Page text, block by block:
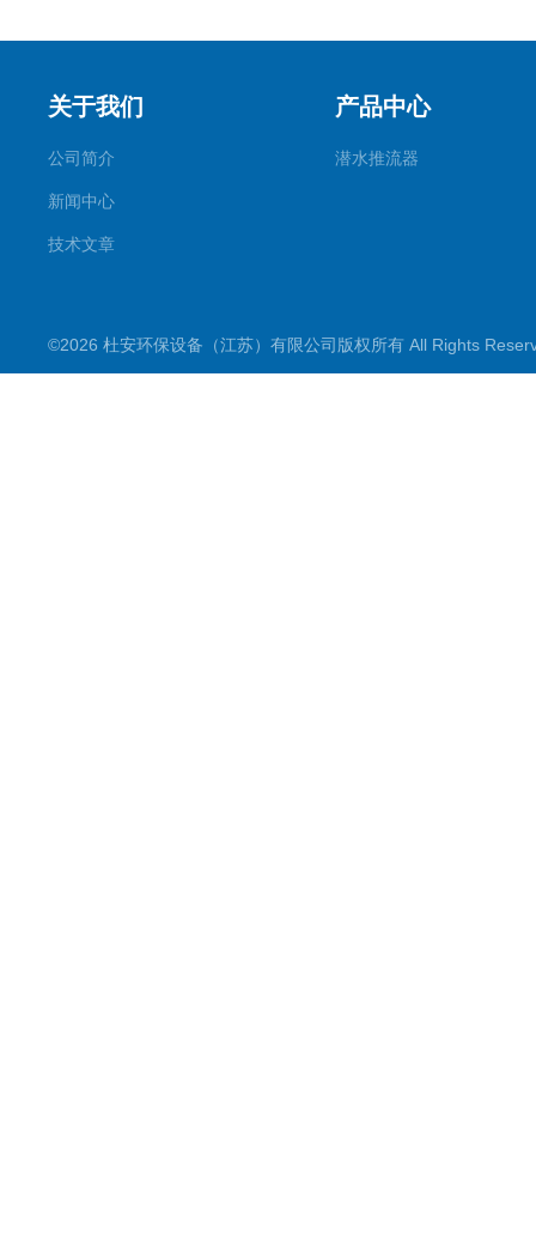
关于我们
公司简介
新闻中心
技术文章
产品中心
潜水推流器
©2026 杜安环保设备（江苏）有限公司版权所有 All Rights